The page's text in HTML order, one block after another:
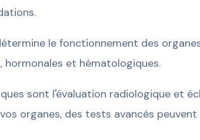
le fonctionnement des
et hématologiques.
sont l'évaluation radiologique et
organes, des tests avancés